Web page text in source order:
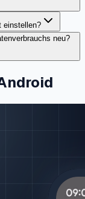
einstellen?
neu?